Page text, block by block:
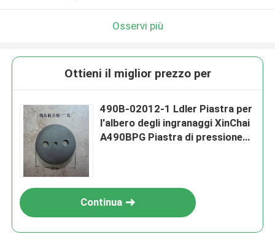
Osservi più
Ottieni il miglior prezzo per
490B-02012-1 Ldler Piastra per
l'albero degli ingranaggi XinChai
A490BPG Piastra di pressione
Continua